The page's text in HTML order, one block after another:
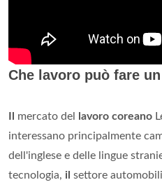
Che lavoro può fare
mercato del lavoro coreano
interessano principalmente
dell'inglese e delle lingue
tecnologia, il settore